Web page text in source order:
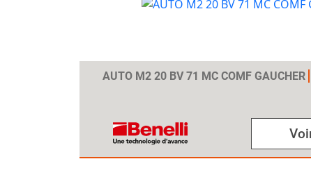
AUTO M2 20 BV 71 MC COMF GAUCHER